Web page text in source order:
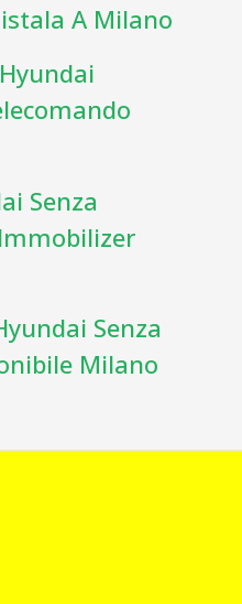
A Milano
Senza
Senza
Milano